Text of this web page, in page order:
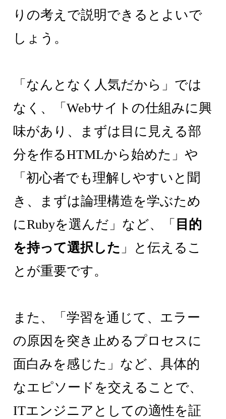
りの考えで説明できるとよいで
しょう。
「なんとなく人気だから」では
なく、「Webサイトの仕組みに興
味があり、まずは目に見える部
分を作るHTMLから始めた」や
「初心者でも理解しやすいと聞
き、まずは論理構造を学ぶため
にRubyを選んだ」など、「 目的
を持って選択した 」と伝えるこ
とが重要です。
また、「学習を通じて、エラー
の原因を突き止めるプロセスに
面白みを感じた」など、具体的
なエピソードを交えることで、
ITエンジニアとしての適性を証